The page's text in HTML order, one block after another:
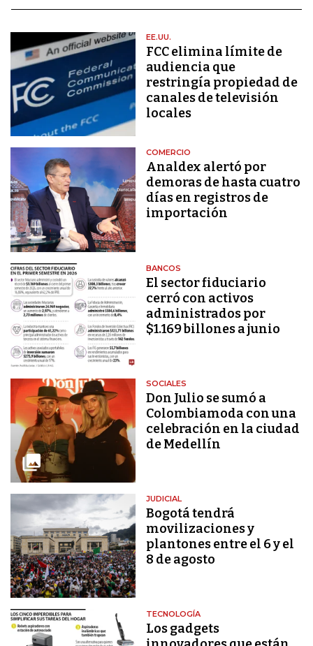
EE.UU.
FCC elimina límite de
audiencia que
restringía propiedad de
canales de televisión
locales
COMERCIO
Analdex alertó por
demoras de hasta cuatro
días en registros de
importación
BANCOS
El sector fiduciario
cerró con activos
administrados por
$1.169 billones a junio
SOCIALES
Don Julio se sumó a
Colombiamoda con una
celebración en la ciudad
de Medellín
JUDICIAL
Bogotá tendrá
movilizaciones y
plantones entre el 6 y el
8 de agosto
TECNOLOGÍA
Los gadgets